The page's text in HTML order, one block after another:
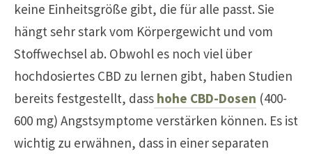
keine Einheitsgröße gibt, die für alle passt. Sie
hängt sehr stark vom Körpergewicht und vom
Stoffwechsel ab. Obwohl es noch viel über
hochdosiertes CBD zu lernen gibt, haben Studien
bereits festgestellt, dass hohe CBD-Dosen (400-
600 mg) Angstsymptome verstärken können. Es ist
wichtig zu erwähnen, dass in einer separaten